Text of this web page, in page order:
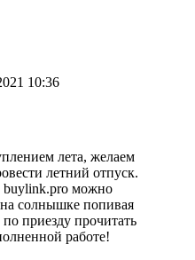
10:36
лета, желаем
летний отпуск.
buylink.pro можно
солнышке попивая
приезду прочитать
работе!